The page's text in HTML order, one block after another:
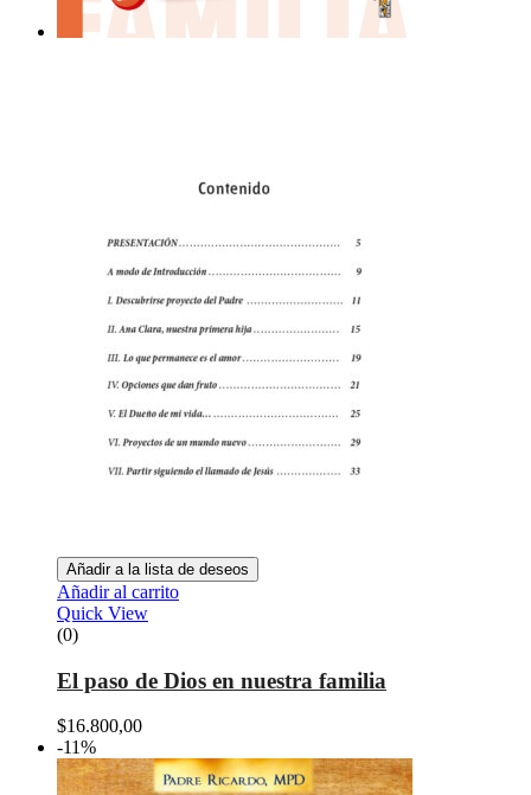
Añadir a la lista de deseos
Añadir al carrito
Quick View
(0)
El paso de Dios en nuestra familia
$16.800,00
-11%